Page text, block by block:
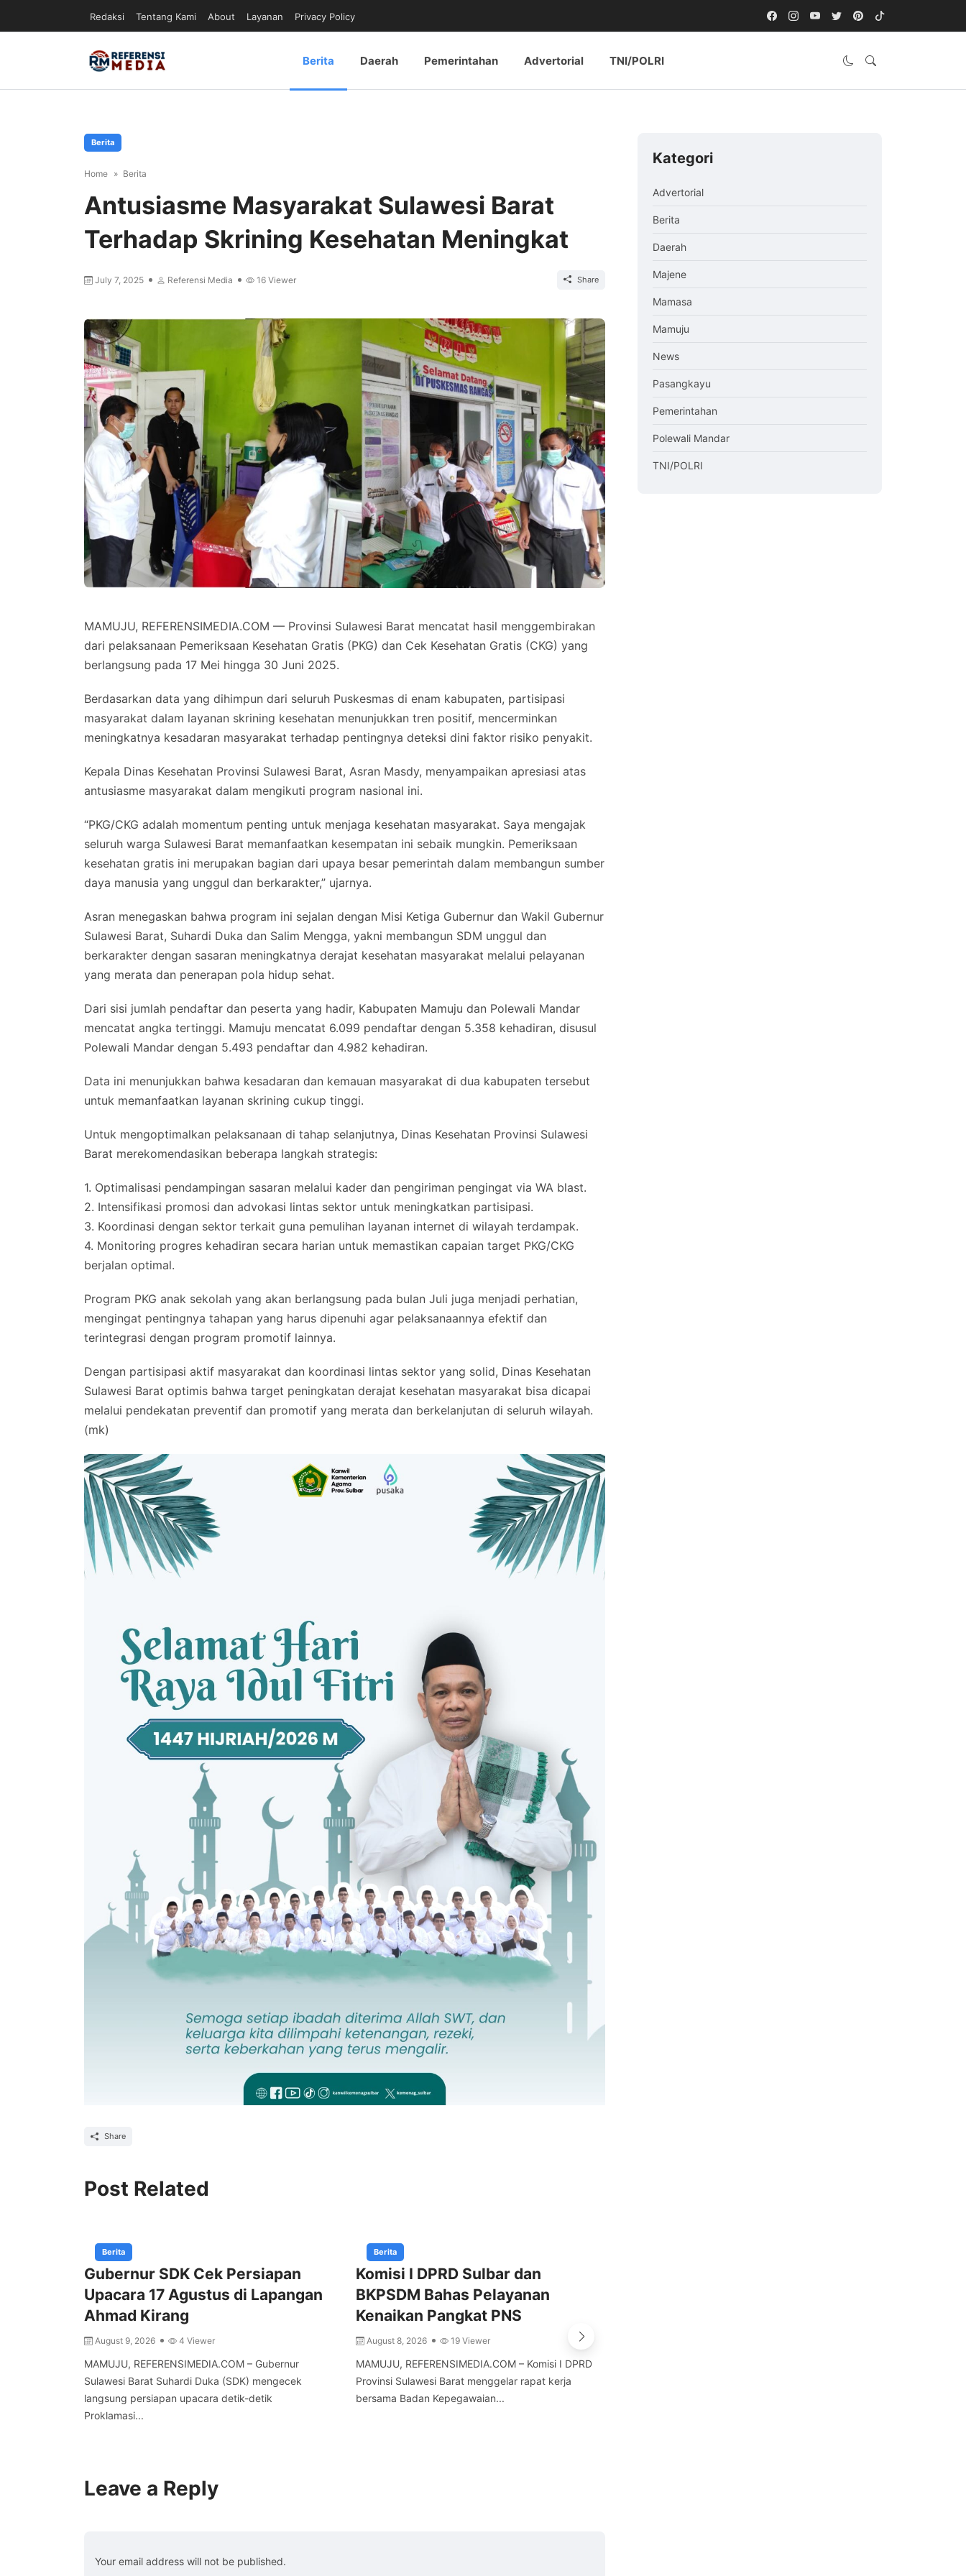
Redaksi Tentang Kami About Layanan Privacy Policy
Berita Daerah Pemerintahan Advertorial TNI/POLRI
Berita
Home Berita
Antusiasme Masyarakat Sulawesi Barat
Terhadap Skrining Kesehatan Meningkat
July 7, 2025 Referensi Media 16 Viewer Share
MAMUJU, REFERENSIMEDIA.COM — Provinsi Sulawesi Barat mencatat hasil menggembirakan
dari pelaksanaan Pemeriksaan Kesehatan Gratis (PKG) dan Cek Kesehatan Gratis (CKG) yang
berlangsung pada 17 Mei hingga 30 Juni 2025.
Berdasarkan data yang dihimpun dari seluruh Puskesmas di enam kabupaten, partisipasi
masyarakat dalam layanan skrining kesehatan menunjukkan tren positif, mencerminkan
meningkatnya kesadaran masyarakat terhadap pentingnya deteksi dini faktor risiko penyakit.
Kepala Dinas Kesehatan Provinsi Sulawesi Barat, Asran Masdy, menyampaikan apresiasi atas
antusiasme masyarakat dalam mengikuti program nasional ini.
“PKG/CKG adalah momentum penting untuk menjaga kesehatan masyarakat. Saya mengajak
seluruh warga Sulawesi Barat memanfaatkan kesempatan ini sebaik mungkin. Pemeriksaan
kesehatan gratis ini merupakan bagian dari upaya besar pemerintah dalam membangun sumber
daya manusia yang unggul dan berkarakter,” ujarnya.
Asran menegaskan bahwa program ini sejalan dengan Misi Ketiga Gubernur dan Wakil Gubernur
Sulawesi Barat, Suhardi Duka dan Salim Mengga, yakni membangun SDM unggul dan
berkarakter dengan sasaran meningkatnya derajat kesehatan masyarakat melalui pelayanan
yang merata dan penerapan pola hidup sehat.
Dari sisi jumlah pendaftar dan peserta yang hadir, Kabupaten Mamuju dan Polewali Mandar
mencatat angka tertinggi. Mamuju mencatat 6.099 pendaftar dengan 5.358 kehadiran, disusul
Polewali Mandar dengan 5.493 pendaftar dan 4.982 kehadiran.
Data ini menunjukkan bahwa kesadaran dan kemauan masyarakat di dua kabupaten tersebut
untuk memanfaatkan layanan skrining cukup tinggi.
Untuk mengoptimalkan pelaksanaan di tahap selanjutnya, Dinas Kesehatan Provinsi Sulawesi
Barat merekomendasikan beberapa langkah strategis:
1. Optimalisasi pendampingan sasaran melalui kader dan pengiriman pengingat via WA blast.
2. Intensifikasi promosi dan advokasi lintas sektor untuk meningkatkan partisipasi.
3. Koordinasi dengan sektor terkait guna pemulihan layanan internet di wilayah terdampak.
4. Monitoring progres kehadiran secara harian untuk memastikan capaian target PKG/CKG
berjalan optimal.
Program PKG anak sekolah yang akan berlangsung pada bulan Juli juga menjadi perhatian,
mengingat pentingnya tahapan yang harus dipenuhi agar pelaksanaannya efektif dan
terintegrasi dengan program promotif lainnya.
Dengan partisipasi aktif masyarakat dan koordinasi lintas sektor yang solid, Dinas Kesehatan
Sulawesi Barat optimis bahwa target peningkatan derajat kesehatan masyarakat bisa dicapai
melalui pendekatan preventif dan promotif yang merata dan berkelanjutan di seluruh wilayah.
(mk)
Share
Post Related
Berita
Gubernur SDK Cek Persiapan
Upacara 17 Agustus di Lapangan
Ahmad Kirang
August 9, 2026 4 Viewer
MAMUJU, REFERENSIMEDIA.COM – Gubernur
Sulawesi Barat Suhardi Duka (SDK) mengecek
langsung persiapan upacara detik-detik
Proklamasi...
Berita
Komisi I DPRD Sulbar dan
BKPSDM Bahas Pelayanan
Kenaikan Pangkat PNS
August 8, 2026 19 Viewer
MAMUJU, REFERENSIMEDIA.COM – Komisi I DPRD
Provinsi Sulawesi Barat menggelar rapat kerja
bersama Badan Kepegawaian...
Leave a Reply
Your email address will not be published.
Kategori
Advertorial
Berita
Daerah
Majene
Mamasa
Mamuju
News
Pasangkayu
Pemerintahan
Polewali Mandar
TNI/POLRI